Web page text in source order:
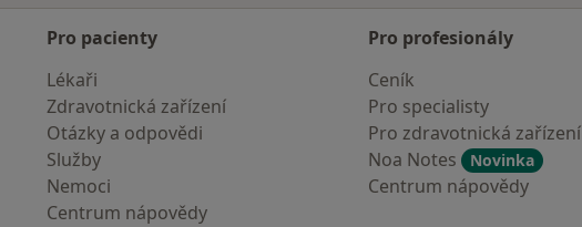
Pro pacienty
Lékaři
Zdravotnická zařízení
Otázky a odpovědi
Služby
Nemoci
Centrum nápovědy
Pro profesionály
Ceník
Pro specialisty
Pro zdravotnická zařízení
Noa Notes
Novinka
Centrum nápovědy